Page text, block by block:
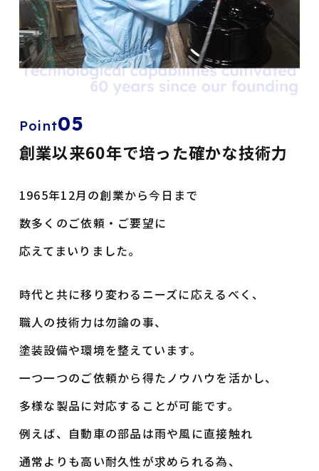
Point05
創業以来60年で培った確かな技術力
1965年12月の創業から今日まで
数多くのご依頼・ご要望に
応えてまいりました。
時代と共に移り変わるニーズに応えるべく、
職人の技術力は勿論の事、
塗装設備や環境を整えています。
一つ一つのご依頼から得たノウハウを活かし、
多様な製品に対応することが可能です。
例えば、自動車の部品は雨や風に直接触れ
通常よりも高い耐久性が求められる為、